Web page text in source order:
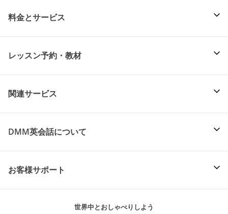
料金とサービス
レッスン予約・教材
関連サービス
DMM英会話について
お客様サポート
世界中とおしゃべりしよう